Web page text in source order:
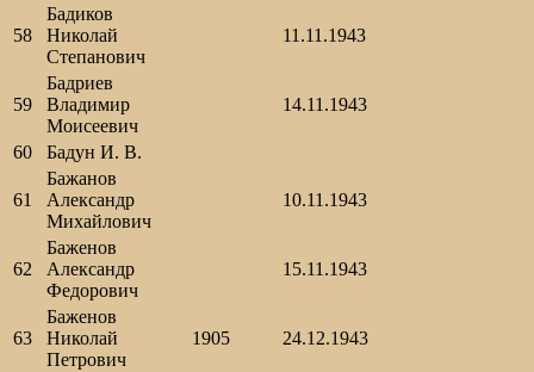
58
Бадиков
Николай
Степанович
11.11.1943
59
Бадриев
Владимир
Моисеевич
14.11.1943
60 Бадун И. В.
61
Бажанов
Александр
Михайлович
10.11.1943
62
Баженов
Александр
Федорович
15.11.1943
63
Баженов
Николай
Петрович
1905 24.12.1943